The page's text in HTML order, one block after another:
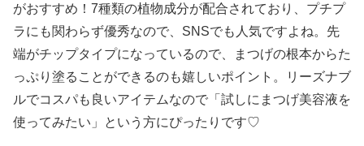
がおすすめ！7種類の植物成分が配合されており、プチプ
ラにも関わらず優秀なので、SNSでも人気ですよね。先
端がチップタイプになっているので、まつげの根本からた
っぷり塗ることができるのも嬉しいポイント。リーズナブ
ルでコスパも良いアイテムなので「試しにまつげ美容液を
使ってみたい」という方にぴったりです♡